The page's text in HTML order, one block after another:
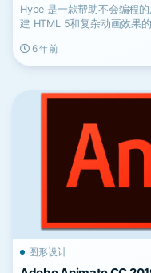
Hype 是一款帮助不会编程的
建 HTML 5和复杂动画效果
6 年前
图形设计